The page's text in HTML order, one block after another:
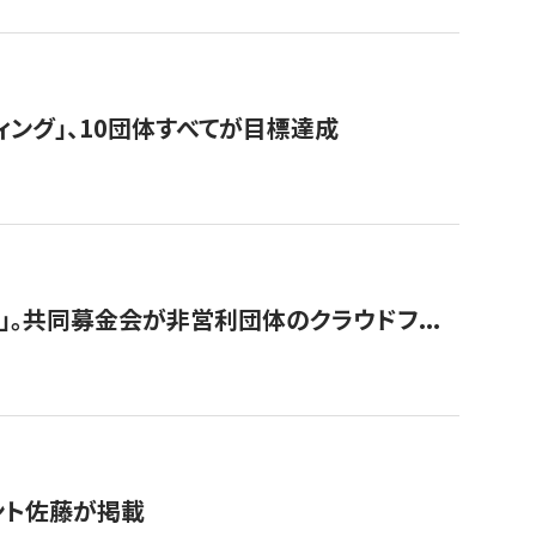
グ」、10団体すべてが目標達成
。共同募金会が非営利団体のクラウドフ...
佐藤が掲載